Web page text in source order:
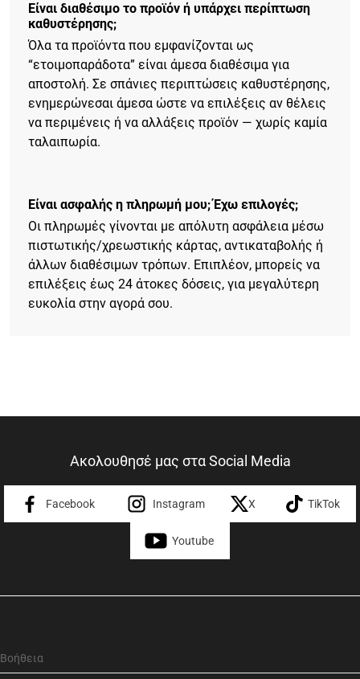
Είναι διαθέσιμο το προϊόν ή υπάρχει περίπτωση
καθυστέρησης;
Όλα τα προϊόντα που εμφανίζονται ως
“ετοιμοπαράδοτα” είναι άμεσα διαθέσιμα για
αποστολή. Σε σπάνιες περιπτώσεις καθυστέρησης,
ενημερώνεσαι άμεσα ώστε να επιλέξεις αν θέλεις
να περιμένεις ή να αλλάξεις προϊόν — χωρίς καμία
ταλαιπωρία.
Είναι ασφαλής η πληρωμή μου; Έχω επιλογές;
Οι πληρωμές γίνονται με απόλυτη ασφάλεια μέσω
πιστωτικής/χρεωστικής κάρτας, αντικαταβολής ή
άλλων διαθέσιμων τρόπων. Επιπλέον, μπορείς να
επιλέξεις έως 24 άτοκες δόσεις, για μεγαλύτερη
ευκολία στην αγορά σου.
Ακολουθησέ μας στα Social Media
Facebook Instagram X TikTok
Youtube
Βοήθεια